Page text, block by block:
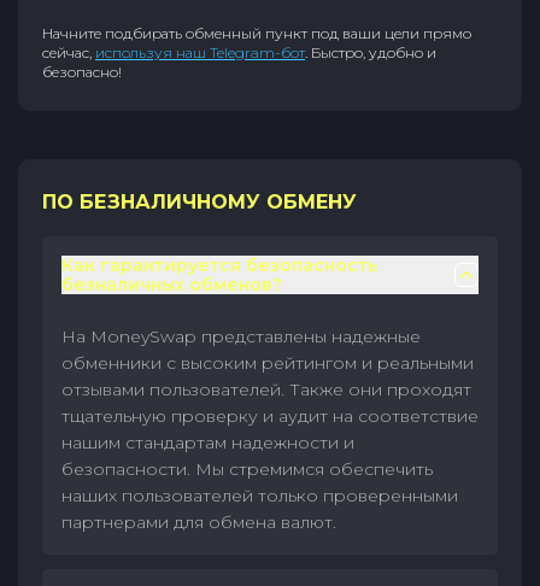
Начните подбирать обменный пункт под ваши цели прямо
сейчас, используя наш Telegram-бот. Быстро, удобно и
безопасно!
ПО БЕЗНАЛИЧНОМУ ОБМЕНУ
Как гарантируется безопасность
безналичных обменов?
На MoneySwap представлены надежные
обменники с высоким рейтингом и реальными
отзывами пользователей. Также они проходят
тщательную проверку и аудит на соответствие
нашим стандартам надежности и
безопасности. Мы стремимся обеспечить
наших пользователей только проверенными
партнерами для обмена валют.